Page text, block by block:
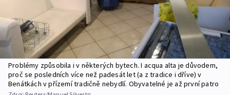
Problémy způsobila i v některých bytech. I acqua alta je důvodem,
proč se posledních více než padesát let (a z tradice i dříve) v
Benátkách v přízemí tradičně nebydlí. Obyvatelné je až první patro